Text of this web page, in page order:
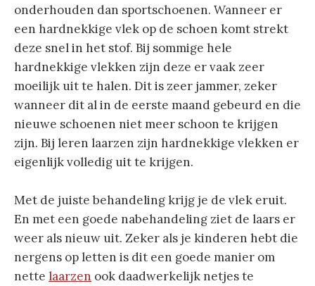
onderhouden dan sportschoenen. Wanneer er
een hardnekkige vlek op de schoen komt strekt
deze snel in het stof. Bij sommige hele
hardnekkige vlekken zijn deze er vaak zeer
moeilijk uit te halen. Dit is zeer jammer, zeker
wanneer dit al in de eerste maand gebeurd en die
nieuwe schoenen niet meer schoon te krijgen
zijn. Bij leren laarzen zijn hardnekkige vlekken er
eigenlijk volledig uit te krijgen.
Met de juiste behandeling krijg je de vlek eruit.
En met een goede nabehandeling ziet de laars er
weer als nieuw uit. Zeker als je kinderen hebt die
nergens op letten is dit een goede manier om
nette laarzen ook daadwerkelijk netjes te